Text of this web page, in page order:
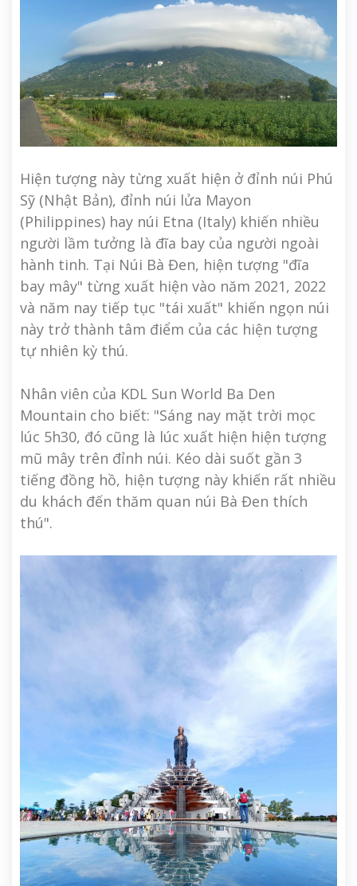
Hiện tượng này từng xuất hiện ở đỉnh núi Phú
Sỹ (Nhật Bản), đỉnh núi lửa Mayon
(Philippines) hay núi Etna (Italy) khiến nhiều
người lầm tưởng là đĩa bay của người ngoài
hành tinh. Tại Núi Bà Đen, hiện tượng "đĩa
bay mây" từng xuất hiện vào năm 2021, 2022
và năm nay tiếp tục "tái xuất" khiến ngọn núi
này trở thành tâm điểm của các hiện tượng
tự nhiên kỳ thú.
Nhân viên của KDL Sun World Ba Den
Mountain cho biết: "Sáng nay mặt trời mọc
lúc 5h30, đó cũng là lúc xuất hiện hiện tượng
mũ mây trên đỉnh núi. Kéo dài suốt gần 3
tiếng đồng hồ, hiện tượng này khiến rất nhiều
du khách đến thăm quan núi Bà Đen thích
thú".